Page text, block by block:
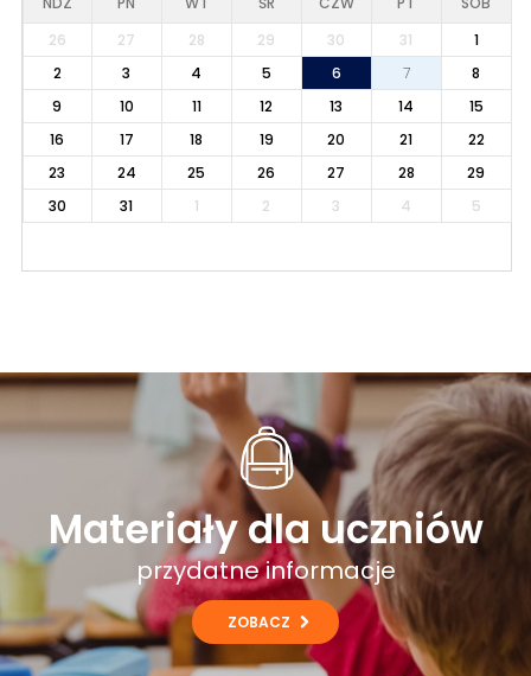
26
27 28 29 30 31
1
2
3 4 5 6 7
8
9
10 11 12 13 14
15
16
17 18 19 20 21
22
23
24 25 26 27 28
29
30
31 1 2 3 4 5
Materiały dla uczniów
przydatne informacje
ZOBACZ